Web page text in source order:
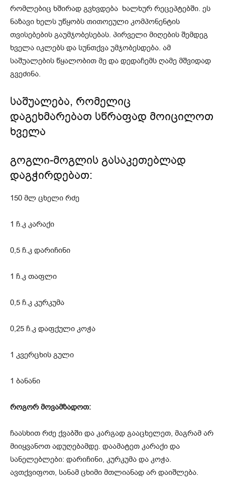
რომლებიც ხშირად გვხვდება ხალხურ რეცეპტებში. ეს
ნაზავი ხელს უწყობს თითოეული კომპონენტის
თვისებების გაუმჯობესებას. პირველი მიღების შემდეგ
ხველა იკლებს და სუნთქვა უმჯობესდება. ამ
საშუალების წყალობით მე და დედაჩემს ღამე მშვიდად
გვეძინა.
საშუალება, რომელიც
დაგეხმარებათ სწრაფად მოიცილოთ
ხველა
გოგლი-მოგლის გასაკეთებლად
დაგჭირდებათ:
150 მლ ცხელი რძე
1 ჩ.კ კარაქი
0,5 ჩ.კ დარიჩინი
1 ჩ.კ თაფლი
0,5 ჩ.კ კურკუმა
0,25 ჩ.კ დაფქული კოჭა
1 კვერცხის გული
1 ბანანი
როგორ მოვამზადოთ:
ჩაასხით რძე ქვაბში და კარგად გააცხელეთ, მაგრამ არ
მიიყვანოთ ადუღებამდე. დაამატეთ კარაქი და
სანელებლები: დარიჩინი, კურკუმა და კოჭა.
ავთქვიფოთ, სანამ ცხიმი მთლიანად არ დაიშლება.